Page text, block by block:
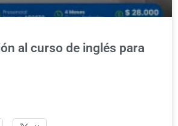
al curso de inglés para